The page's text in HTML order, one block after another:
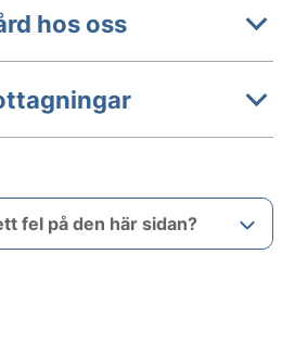
hos oss
fel på den här sidan?